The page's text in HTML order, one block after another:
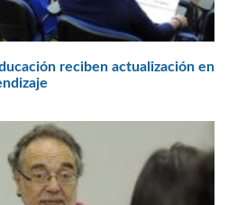
reciben actualización en